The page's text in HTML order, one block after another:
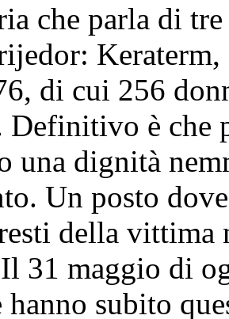
che parla di
di cui 256
è che
una dignità
Un posto
della vittima
31 maggio di
subito